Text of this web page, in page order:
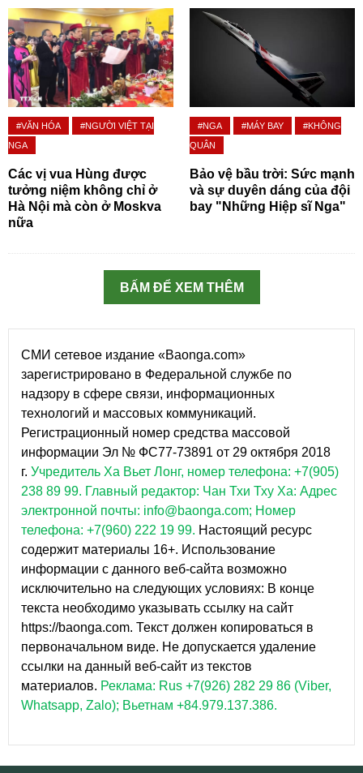
#VĂN HÓA
#NGƯỜI VIỆT TẠI
NGA
Các vị vua Hùng được
tưởng niệm không chỉ ở
Hà Nội mà còn ở Moskva
nữa
#NGA #MÁY BAY
#KHÔNG
QUÂN
Bảo vệ bầu trời: Sức mạnh
và sự duyên dáng của đội
bay "Những Hiệp sĩ Nga"
BẤM ĐỂ XEM THÊM
СМИ сетевое издание «Baonga.com»
зарегистрировано в Федеральной службе по
надзору в сфере связи, информационных
технологий и массовых коммуникаций.
Регистрационный номер средства массовой
информации Эл № ФС77-73891 от 29 октября 2018
г. Учредитель Ха Вьет Лонг, номер телефона: +7(905)
238 89 99. Главный редактор: Чан Тхи Тху Ха: Адрес
электронной почты: info@baonga.com; Номер
телефона: +7(960) 222 19 99. Настоящий ресурс
содержит материалы 16+. Использование
информации с данного веб-сайта возможно
исключительно на следующих условиях: В конце
текста необходимо указывать ссылку на сайт
https://baonga.com. Текст должен копироваться в
первоначальном виде. Не допускается удаление
ссылки на данный веб-сайт из текстов
материалов. Реклама: Rus +7(926) 282 29 86 (Viber,
Whatsapp, Zalo); Вьетнам +84.979.137.386.